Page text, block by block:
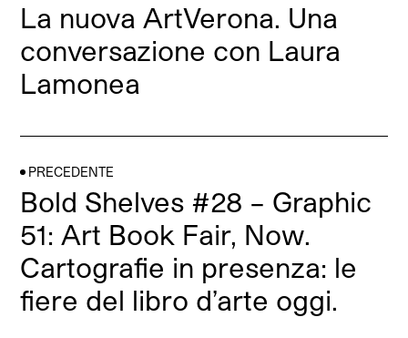
La nuova ArtVerona. Una
conversazione con Laura
Lamonea
PRECEDENTE
Bold Shelves #28 – Graphic
51: Art Book Fair, Now.
Cartografie in presenza: le
fiere del libro d’arte oggi.